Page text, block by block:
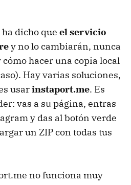
dicho que el servicio
y no lo cambiarán, nunca
hacer una copia local
Hay varias soluciones,
usarinstaport.me. Es
vas a su página, entras
y das al botón verde
un ZIPcon todas tus
no funciona muy